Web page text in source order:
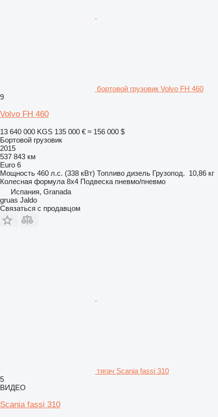
бортовой грузовик Volvo FH 460
9
Volvo FH 460
13 640 000 KGS 135 000 € ≈ 156 000 $
Бортовой грузовик
2015
537 843 км
Euro 6
Мощность 460 л.с. (338 кВт) Топливо дизель Грузопод. 10,86 кг
Колесная формула 8x4 Подвеска пневмо/пневмо
Испания, Granada
gruas Jaldo
Связаться с продавцом
тягач Scania fassi 310
5
ВИДЕО
Scania fassi 310